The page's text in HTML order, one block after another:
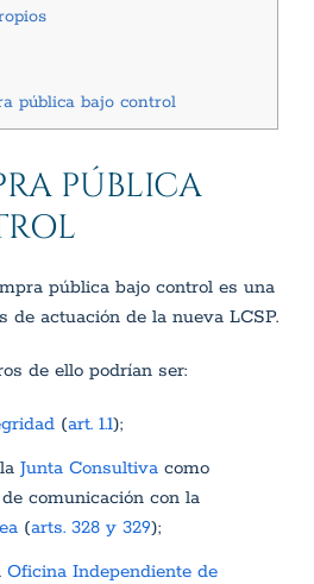
pública bajo control
PÚBLICA
pública bajo control es una
de actuación de la nueva LCSP.
de ello podrían ser:
(art. 1.1);
Junta Consultiva como
comunicación con la
(arts. 328 y 329);
Oficina Independiente de